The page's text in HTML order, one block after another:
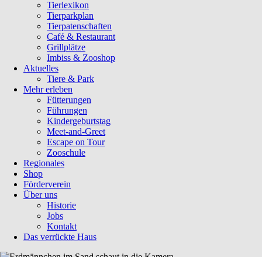
Tierlexikon
Tierparkplan
Tierpatenschaften
Café & Restaurant
Grillplätze
Imbiss & Zooshop
Aktuelles
Tiere & Park
Mehr erleben
Fütterungen
Führungen
Kindergeburtstag
Meet-and-Greet
Escape on Tour
Zooschule
Regionales
Shop
Förderverein
Über uns
Historie
Jobs
Kontakt
Das verrückte Haus